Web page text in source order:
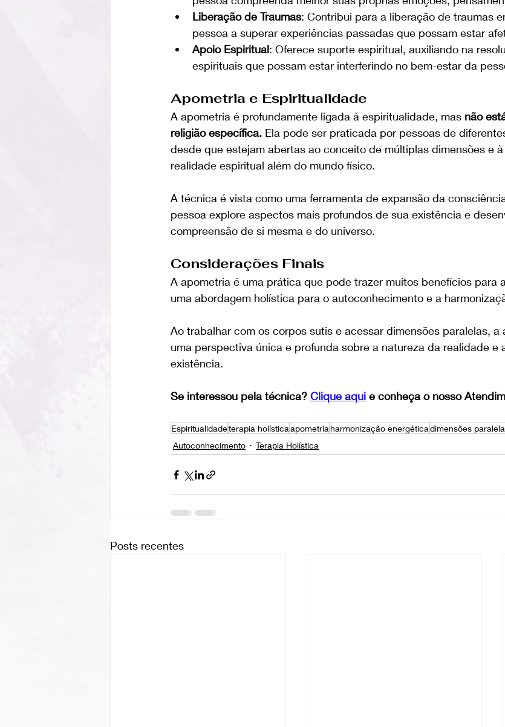
Liberação de Traumas: Contribui para a liberação de traumas
pessoa a superar experiências passadas que possam estar
Apoio Espiritual: Oferece suporte espiritual, auxiliando na
espirituais que possam estar interferindo no bem-estar da
Apometria e Espiritualidade
A apometria é profundamente ligada à espiritualidade, mas não
religião específica. Ela pode ser praticada por pessoas de
desde que estejam abertas ao conceito de múltiplas dimensões e
realidade espiritual além do mundo físico.
A técnica é vista como uma ferramenta de expansão da
pessoa explore aspectos mais profundos de sua existência e
compreensão de si mesma e do universo.
Considerações Finais
A apometria é uma prática que pode trazer muitos benefícios para
uma abordagem holística para o autoconhecimento e a
Ao trabalhar com os corpos sutis e acessar dimensões paralelas, a
uma perspectiva única e profunda sobre a natureza da realidade e
existência.
Se interessou pela técnica? Clique aqui e conheça o nosso
Espiritualidadeterapia holísticaapometriaharmonização energéticadimensões
Autoconhecimento
Terapia Holística
Posts recentes